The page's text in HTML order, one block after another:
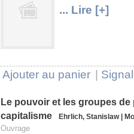
U
V
... Lire [+]
Ajouter au panier
Le pouvoir et les groupes
capitalisme
Ehrlich, Stanislaw|
Ouvrage